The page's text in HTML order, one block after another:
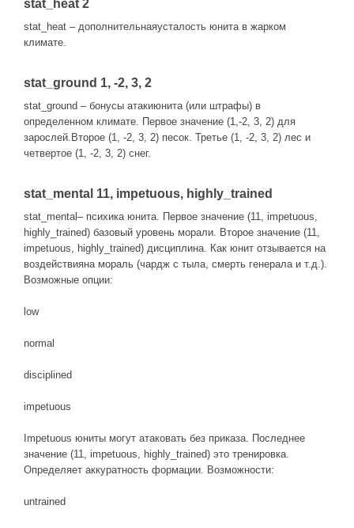
stat_heat 2
stat_heat – дополнительнаяусталость юнита в жарком
климате.
stat_ground 1, -2, 3, 2
stat_ground – бонусы атакиюнита (или штрафы) в
определенном климате. Первое значение (1,-2, 3, 2) для
зарослей.Второе (1, -2, 3, 2) песок. Третье (1, -2, 3, 2) лес и
четвертое (1, -2, 3, 2) снег.
stat_mental 11, impetuous, highly_trained
stat_mental– психика юнита. Первое значение (11, impetuous,
highly_trained) базовый уровень морали. Второе значение (11,
impetuous, highly_trained) дисциплина. Как юнит отзывается на
воздействияна мораль (чардж с тыла, смерть генерала и т.д.).
Возможные опции:
low
normal
disciplined
impetuous
Impetuous юниты могут атаковать без приказа. Последнее
значение (11, impetuous, highly_trained) это тренировка.
Определяет аккуратность формации. Возможности:
untrained